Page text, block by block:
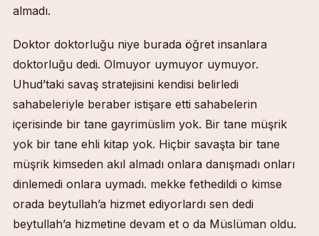
almadı.
Doktor doktorluğu niye burada öğret insanlara
doktorluğu dedi. Olmuyor uymuyor uymuyor.
Uhud’taki savaş stratejisini kendisi belirledi
sahabeleriyle beraber istişare etti sahabelerin
içerisinde bir tane gayrimüslim yok. Bir tane müşrik
yok bir tane ehli kitap yok. Hiçbir savaşta bir tane
müşrik kimseden akıl almadı onlara danışmadı onları
dinlemedi onlara uymadı. mekke fethedildi o kimse
orada beytullah’a hizmet ediyorlardı sen dedi
beytullah’a hizmetine devam et o da Müslüman oldu.